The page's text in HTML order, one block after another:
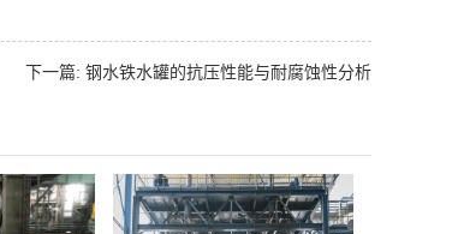
下一篇: 钢水铁水罐的抗压性能与耐腐蚀性分析